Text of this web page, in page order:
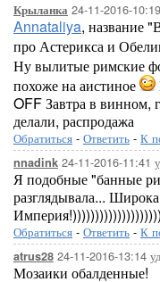
Крыланка 24-11-2016-10:19
Annataliya, название
про Астерикса и
Ну вылитые римские
похоже на аистиное
OFF Завтра в винном,
делали, распродажа
Обратиться - Ответить - К
nnadink 24-11-2016-11:41
Я подобные "банные
разглядывала...
Обратиться - Ответить - К
atrus28 24-11-2016-13:14
Мозаики обалденные!